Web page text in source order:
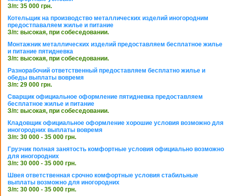
З/п: 35 000 грн.
Котельщик на производство металлических изделий иногородним
предостпаваляем жилье и питание
З/п: высокая, при собеседовании.
Монтажник металлических изделий предоставляем бесплатное жилье
и питание пятидневка
З/п: высокая, при собеседовании.
Разнорабочий ответственный предоставляем бесплатно жилье и
обеды выплаты вовремя
З/п: 29 000 грн.
Сварщик официальное оформление пятидневка предоставляем
бесплатное жилье и питание
З/п: высокая, при собеседовании.
Кладовщик официальное оформление хорошие условия возможно для
иногородних выплаты вовремя
З/п: 30 000 - 35 000 грн.
Грузчик полная занятость комфортные условия официально возможно
для иногородних
З/п: 30 000 - 35 000 грн.
Швея ответственная срочно комфортные условия стабильные
выплаты возможно для иногородних
З/п: 30 000 - 35 000 грн.